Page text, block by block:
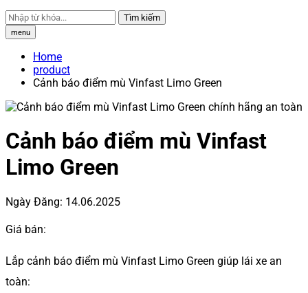
Tìm kiếm
menu
Home
product
Cảnh báo điểm mù Vinfast Limo Green
Cảnh báo điểm mù Vinfast
Limo Green
Ngày Đăng: 14.06.2025
Giá bán:
Lắp cảnh báo điểm mù Vinfast Limo Green giúp lái xe an
toàn: